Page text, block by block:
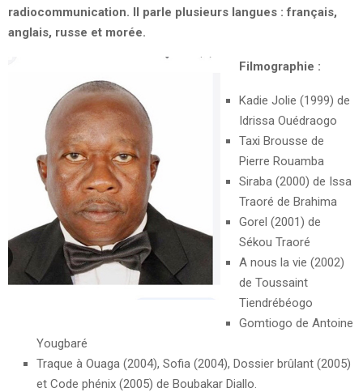
radiocommunication. Il parle plusieurs langues : français,
anglais, russe et morée.
Filmographie :
Kadie Jolie (1999) de
Idrissa Ouédraogo
Taxi Brousse de
Pierre Rouamba
Siraba (2000) de Issa
Traoré de Brahima
Gorel (2001) de
Sékou Traoré
A nous la vie (2002)
de Toussaint
Tiendrébéogo
Gomtiogo de Antoine
Yougbaré
Traque à Ouaga (2004), Sofia (2004), Dossier brûlant (2005)
et Code phénix (2005) de Boubakar Diallo.